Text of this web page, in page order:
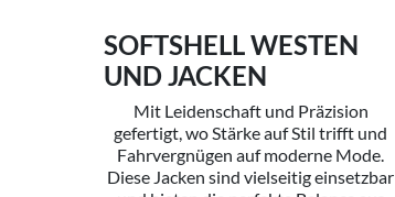
SOFTSHELL WESTEN
UND JACKEN
Mit Leidenschaft und Präzision
gefertigt, wo Stärke auf Stil trifft und
Fahrvergnügen auf moderne Mode.
Diese Jacken sind vielseitig einsetzbar